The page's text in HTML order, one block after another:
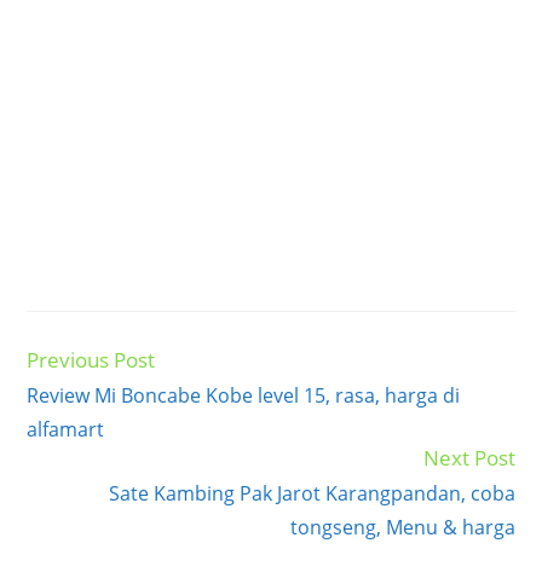
Read
articles
Previous Post
Review Mi Boncabe Kobe level 15, rasa, harga di
alfamart
Next Post
Sate Kambing Pak Jarot Karangpandan, coba
tongseng, Menu & harga